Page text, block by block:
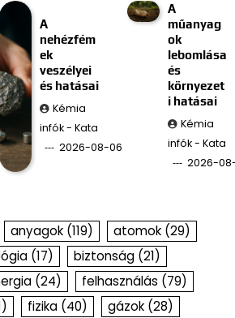
A
nehézfém
ek
veszélyei
és hatásai
Kémia
infók - Kata
2026-08-06
A
műanyag
ok
lebomlása
és
környezet
i hatásai
Kémia
infók - Kata
2026-
anyagok (119) atomok (29)
(17) biztonság (21)
(24) felhasználás (79)
fizika (40) gázok (28)